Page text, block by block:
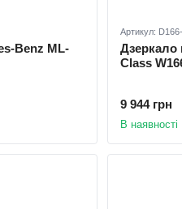
Benz ML-
Артикул:
Дзеркало
Class
9 944 грн
В наявності